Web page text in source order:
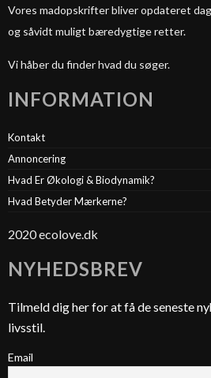
Vores madopskrifter bliver opdateret
og såvidt muligt bæredygtige retter.
Vi håber du finder hvad du søger.
INFORMATION
Kontakt
Annoncering
Hvad Er Økologi & Biodynamik?
Hvad Betyder Mærkerne?
2020 ecolove.dk
NYHEDSBREV
Tilmeld dig her for at få de seneste
livsstil.
Email